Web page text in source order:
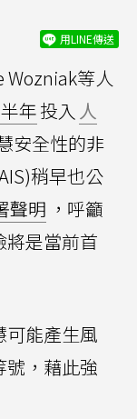
用LINE傳送
Wozniak等人
年投入 人
安全性的非
稍早也公
聲明 ，呼籲
將是當前首
可能產生風
號，藉此強